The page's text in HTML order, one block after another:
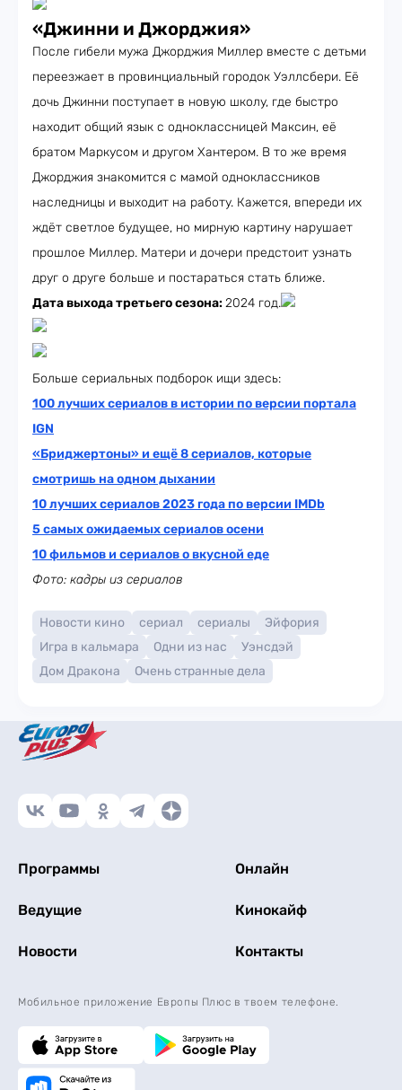
«Джинни и Джорджия»
После гибели мужа Джорджия Миллер вместе с детьми
переезжает в провинциальный городок Уэллсбери. Её
дочь Джинни поступает в новую школу, где быстро
находит общий язык с одноклассницей Максин, её
братом Маркусом и другом Хантером. В то же время
Джорджия знакомится с мамой одноклассников
наследницы и выходит на работу. Кажется, впереди их
ждёт светлое будущее, но мирную картину нарушает
прошлое Миллер. Матери и дочери предстоит узнать
друг о друге больше и постараться стать ближе.
Дата выхода третьего сезона:2024 год.
Больше сериальных подборок ищи здесь:
100 лучших сериалов в истории по версии портала
IGN
«Бриджертоны» и ещё 8 сериалов, которые
смотришь на одном дыхании
10 лучших сериалов 2023 года по версии IMDb
5 cамых ожидаемых сериалов осени
10 фильмов и сериалов о вкусной еде
Фото: кадры из сериалов
Новости кино сериал сериалы
Эйфория
Игра в кальмара
Одни из нас
Уэнсдэй
Дом Дракона
Очень странные дела
Программы Онлайн
Ведущие Кинокайф
Новости Контакты
Мобильное приложение Европы Плюс в твоем телефоне.